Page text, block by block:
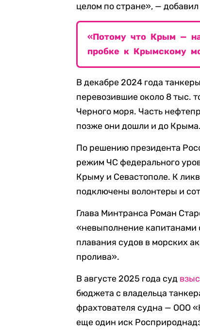
целом по стране», —
«Потому что Крым —
пробке к Крымскому
В декабре 2024 года
перевозившие около 8 тыс.
Черного моря. Часть
позже они дошли и до Крыма.
По решению президента
режим ЧС федерального
Крыму и Севастополе. К
подключены волонтеры и
Глава Минтранса Роман
«невыполнение капитанами
плавания судов в морских
пролива».
В августе 2025 года суд
бюджета с владельца
фрахтователя судна — ООО
еще один иск